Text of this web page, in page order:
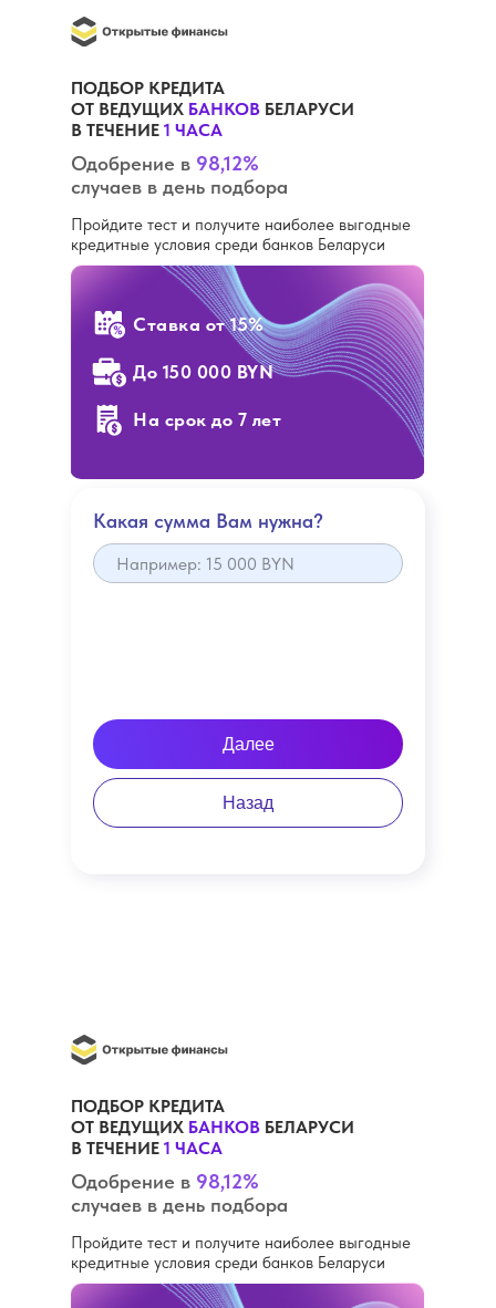
Какая сумма Вам нужна?
Далее
Назад
ПОДБОР КРЕДИТА
ОТ ВЕДУЩИХ БАНКОВ БЕЛАРУСИ
В ТЕЧЕНИЕ 1 ЧАСА
Пройдите тест и получите наиболее выгодные
кредитные условия среди банков Беларуси
Одобрение в 98,12%
случаев в день подбора
До 150 000 BYN
На срок до 7 лет
Ставка от 15%
ПОДБОР КРЕДИТА
ОТ ВЕДУЩИХ БАНКОВ БЕЛАРУСИ
В ТЕЧЕНИЕ 1 ЧАСА
Пройдите тест и получите наиболее выгодные
кредитные условия среди банков Беларуси
Одобрение в 98,12%
случаев в день подбора